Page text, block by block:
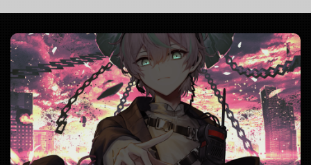
https://twitter.com/panda__aoi/stat
...
https://